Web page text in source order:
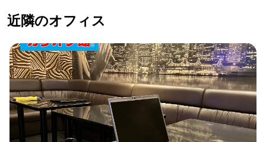
近隣のオフィス